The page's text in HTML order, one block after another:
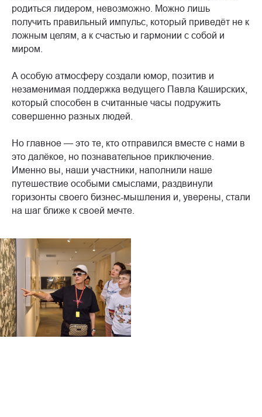
родиться лидером, невозможно. Можно лишь
получить правильный импульс, который приведёт не к
ложным целям, а к счастью и гармонии с собой и
миром.
А особую атмосферу создали юмор, позитив и
незаменимая поддержка ведущего Павла Каширских,
который способен в считанные часы подружить
совершенно разных людей.
Но главное — это те, кто отправился вместе с нами в
это далёкое, но познавательное приключение.
Именно вы, наши участники, наполнили наше
путешествие особыми смыслами, раздвинули
горизонты своего бизнес-мышления и, уверены, стали
на шаг ближе к своей мечте.